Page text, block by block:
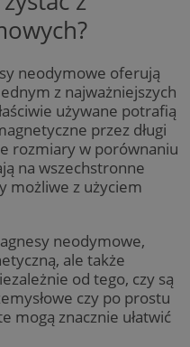
neodymowe oferują
z najważniejszych
używane potrafią
przez długi
rozmiary w porównaniu
na wszechstronne
możliwe z użyciem
neodymowe,
ale także
od tego, czy są
czy po prostu
mogą znacznie ułatwić